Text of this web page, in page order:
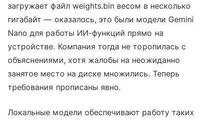
загружает файл weights.bin весом в несколько
гигабайт — оказалось, это были модели Gemini
Nano для работы ИИ-функций прямо на
устройстве. Компания тогда не торопилась с
объяснениями, хотя жалобы на неожиданно
занятое место на диске множились. Теперь
требования прописаны явно.
Локальные модели обеспечивают работу таких